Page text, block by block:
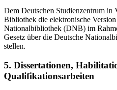
Dem Deutschen Studienzentrum in
Bibliothek die elektronische
Nationalbibliothek (DNB) im
Gesetz über die Deutsche
stellen.
5. Dissertationen,
Qualifikationsarbeiten